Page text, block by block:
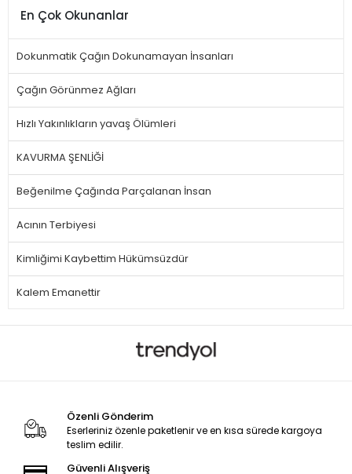
En Çok Okunanlar
Dokunmatik Çağın Dokunamayan İnsanları
Çağın Görünmez Ağları
Hızlı Yakınlıkların yavaş Ölümleri
KAVURMA ŞENLİĞİ
Beğenilme Çağında Parçalanan İnsan
Acının Terbiyesi
Kimliğimi Kaybettim Hükümsüzdür
Kalem Emanettir
Özenli Gönderim
Eserleriniz özenle paketlenir ve en kısa sürede kargoya
teslim edilir.
Güvenli Alışveriş